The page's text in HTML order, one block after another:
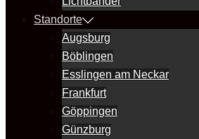
Standorte
Augsburg
Böblingen
Esslingen am Neckar
Frankfurt
Göppingen
Günzburg